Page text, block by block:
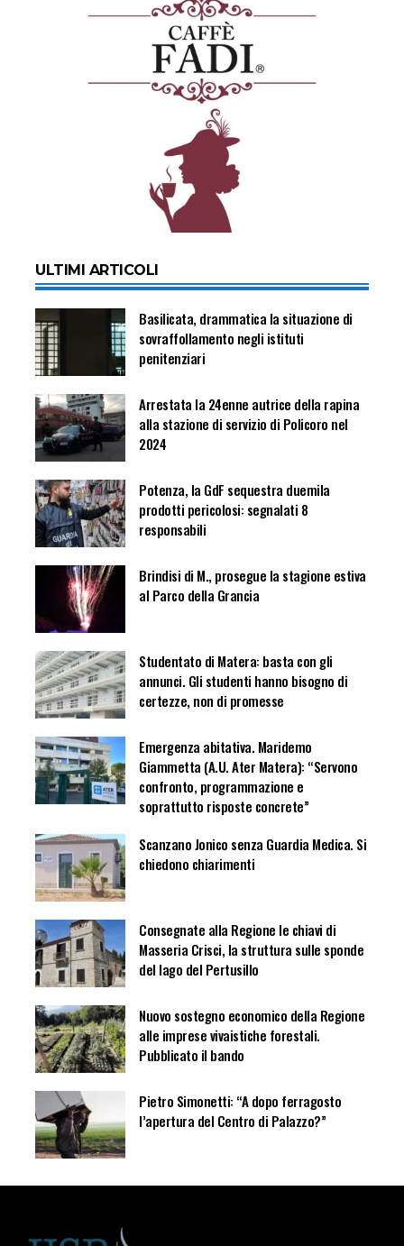
ULTIMI ARTICOLI
Basilicata, drammatica la situazione di
sovraffollamento negli istituti
penitenziari
Arrestata la 24enne autrice della rapina
alla stazione di servizio di Policoro nel
2024
Potenza, la GdF sequestra duemila
prodotti pericolosi: segnalati 8
responsabili
Brindisi di M., prosegue la stagione estiva
al Parco della Grancia
Studentato di Matera: basta con gli
annunci. Gli studenti hanno bisogno di
certezze, non di promesse
Emergenza abitativa. Maridemo
Giammetta (A.U. Ater Matera): “Servono
confronto, programmazione e
soprattutto risposte concrete”
Scanzano Jonico senza Guardia Medica. Si
chiedono chiarimenti
Consegnate alla Regione le chiavi di
Masseria Crisci, la struttura sulle sponde
del lago del Pertusillo
Nuovo sostegno economico della Regione
alle imprese vivaistiche forestali.
Pubblicato il bando
Pietro Simonetti: “A dopo ferragosto
l’apertura del Centro di Palazzo?”